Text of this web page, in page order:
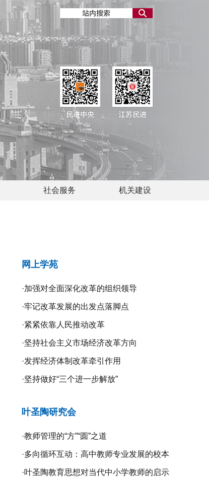
社会服务 机关建设
网上学苑
·加强对全面深化改革的组织领导
·牢记改革发展的出发点落脚点
·紧紧依靠人民推动改革
·坚持社会主义市场经济改革方向
·发挥经济体制改革牵引作用
·坚持做好“三个进一步解放”
叶圣陶研究会
·教师管理的“方”“圆”之道
·多向循环互动：高中教师专业发展的校本
研修探究
·叶圣陶教育思想对当代中小学教师的启示